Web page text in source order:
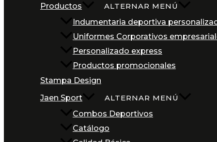
Productos
ALTERNAR MENÚ
Indumentaria deportiva
Uniformes Corporativos
Personalizado express
Productos promocionales
Stampa Design
Jaen Sport
ALTERNAR MENÚ
Combos Deportivos
Catálogo